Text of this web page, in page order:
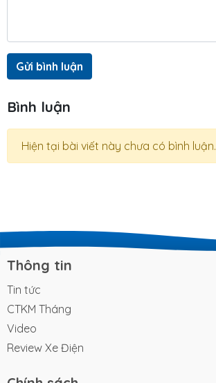
Gửi bình luận
Bình luận
Hiện tại bài viết này chưa có bình luận.
Thông tin
Tin tức
CTKM Tháng
Video
Review Xe Điện